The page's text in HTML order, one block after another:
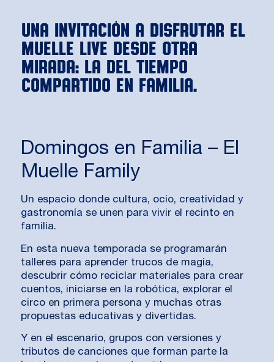
Una invitación a disfrutar El
Muelle Live desde otra
mirada: la del tiempo
compartido en familia.
Domingos en Familia – El
Muelle Family
Un espacio donde cultura, ocio, creatividad y
gastronomía se unen para vivir el recinto en
familia.
En esta nueva temporada se programarán
talleres para aprender trucos de magia,
descubrir cómo reciclar materiales para crear
cuentos, iniciarse en la robótica, explorar el
circo en primera persona y muchas otras
propuestas educativas y divertidas.
Y en el escenario, grupos con versiones y
tributos de canciones que forman parte la